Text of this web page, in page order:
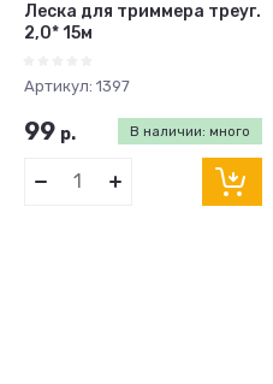
Леска для триммера треуг.
2,0* 15м
Артикул: 1397
В наличии: много
99 р.